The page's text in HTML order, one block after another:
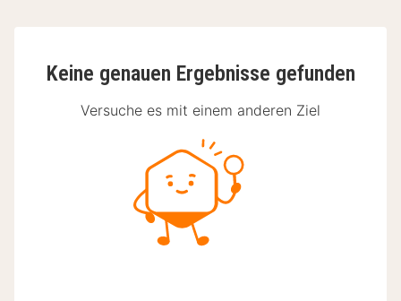
Keine genauen Ergebnisse gefunden
Versuche es mit einem anderen Ziel